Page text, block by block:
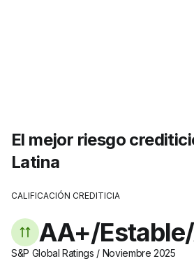
El mejor riesgo
Latina
CALIFICACIÓN CREDITICIA
AA+/
S&P Global Ratings / Noviembre 2025